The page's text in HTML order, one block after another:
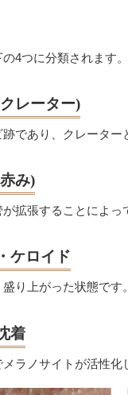
4つに分類されます。
レーター)
であり、クレータ
み)
拡張することによっ
ケロイド
り上がった状態です
着
ラノサイトが活性化